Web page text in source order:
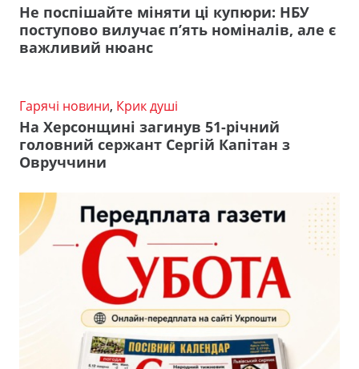
Не поспішайте міняти ці купюри: НБУ
поступово вилучає п’ять номіналів, але є
важливий нюанс
Гарячі новини, Крик душі
На Херсонщині загинув 51-річний
головний сержант Сергій Капітан з
Овруччини